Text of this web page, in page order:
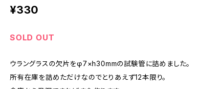
¥330
SOLD OUT
ウラングラスの欠片をφ7×h30mmの試験管に詰めました。
所有在庫を詰めただけなのでとりあえず12本限り。